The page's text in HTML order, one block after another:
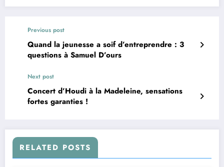
Previous post
Quand la jeunesse a soif d’entreprendre : 3
questions à Samuel D’ours
Next post
Concert d’Houdi à la Madeleine, sensations
fortes garanties !
RELATED POSTS